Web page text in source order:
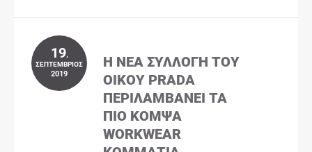
19.
ΣΕΠΤΈΜΒΡΙΟΣ
2019
Η ΝΈΑ ΣΥΛΛΟΓΉ ΤΟΥ
ΟΊΚΟΥ PRADA
ΠΕΡΙΛΑΜΒΆΝΕΙ ΤΑ
ΠΙΟ ΚΟΜΨΆ
WORKWEAR